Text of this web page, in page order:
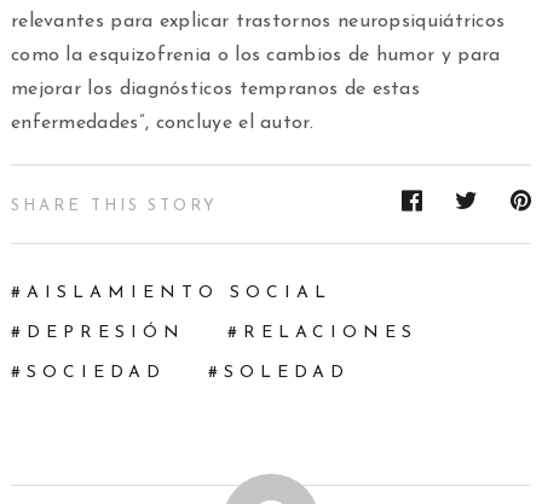
relevantes para explicar trastornos neuropsiquiátricos
como la esquizofrenia o los cambios de humor y para
mejorar los diagnósticos tempranos de estas
enfermedades”, concluye el autor.
SHARE THIS STORY
AISLAMIENTO SOCIAL
DEPRESIÓN RELACIONES
SOCIEDAD SOLEDAD